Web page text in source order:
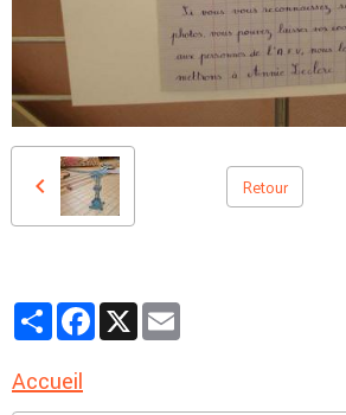
Retour
PartagerFacebook
X
Accueil